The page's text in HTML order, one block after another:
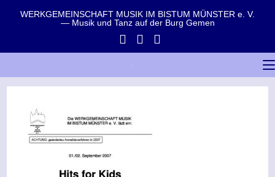
WERKGEMEINSCHAFT MUSIK IM BISTUM MÜNSTER e. V.
— Musik und Tanz auf der Burg Gemen